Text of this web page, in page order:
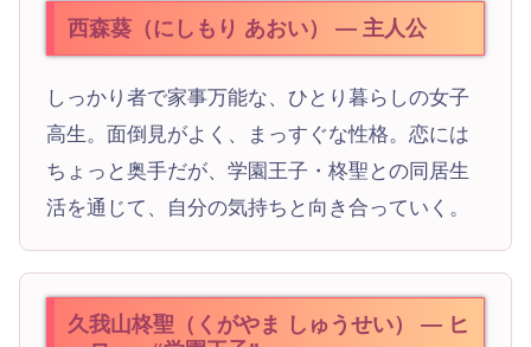
西森葵（にしもり あおい） — 主人公
しっかり者で家事万能な、ひとり暮らしの女子
高生。面倒見がよく、まっすぐな性格。恋には
ちょっと奥手だが、学園王子・柊聖との同居生
活を通じて、自分の気持ちと向き合っていく。
久我山柊聖（くがやま しゅうせい） — ヒ